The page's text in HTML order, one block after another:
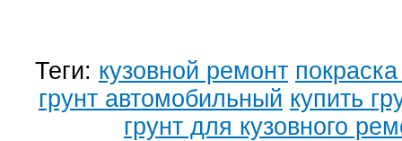
Теги: кузовной ремонт
грунт автомобильный купить
грунт для кузовного